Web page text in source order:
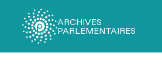
ARCHIVES
PARLEMENTAIRES